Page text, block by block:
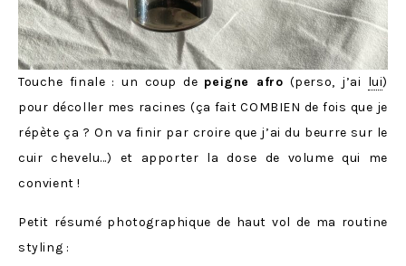
Touche finale : un coup de peigne afro (perso, j’ai lui)
pour décoller mes racines (ça fait COMBIEN de fois que je
répète ça ? On va finir par croire que j’ai du beurre sur le
cuir chevelu…) et apporter la dose de volume qui me
convient !
Petit résumé photographique de haut vol de ma routine
styling :